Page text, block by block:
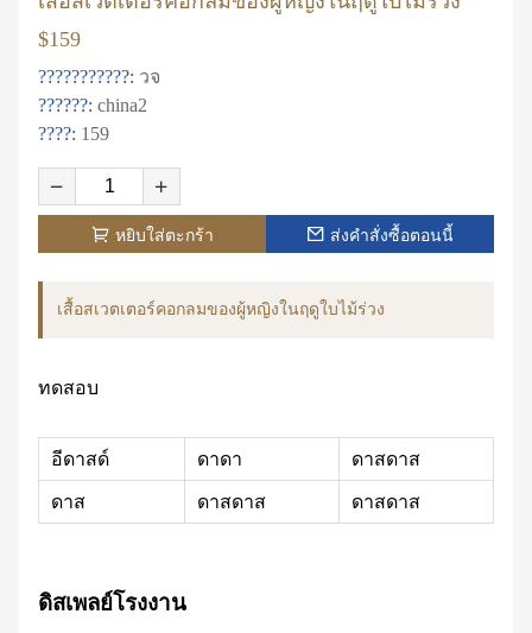
$159
???????????: วจ
??????: china2
????: 159
หยิบใส่ตะกร้า ส่งคำสั่งซื้อตอนนี้
เสื้อสเวตเตอร์คอกลมของผู้หญิงในฤดูใบไม้ร่วง
ทดสอบ
อีดาสด์ ดาดา ดาสดาส
ดาส ดาสดาส ดาสดาส
ดิสเพลย์โรงงาน